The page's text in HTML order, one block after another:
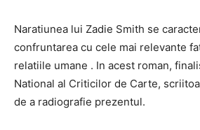
Naratiunea lui Zadie Smith se
confruntarea cu cele mai relevante
relatiile umane . In acest roman,
National al Criticilor de Carte,
de a radiografie prezentul.